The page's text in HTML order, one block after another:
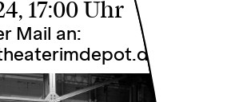
17:00 Uhr
Mail an: